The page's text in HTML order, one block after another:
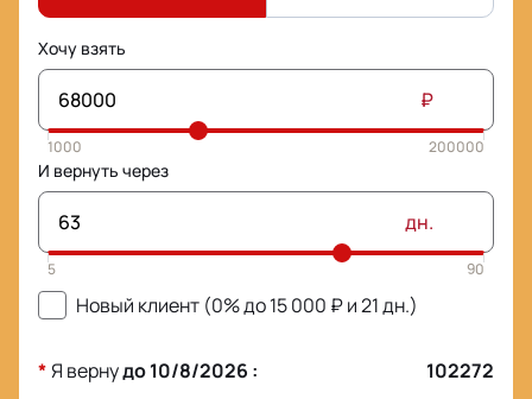
Хочу взять
₽
И вернуть через
дн.
Новый клиент (0% до15 000 ₽ и21дн.)
*Я вернудо10/8/2026 : 102272